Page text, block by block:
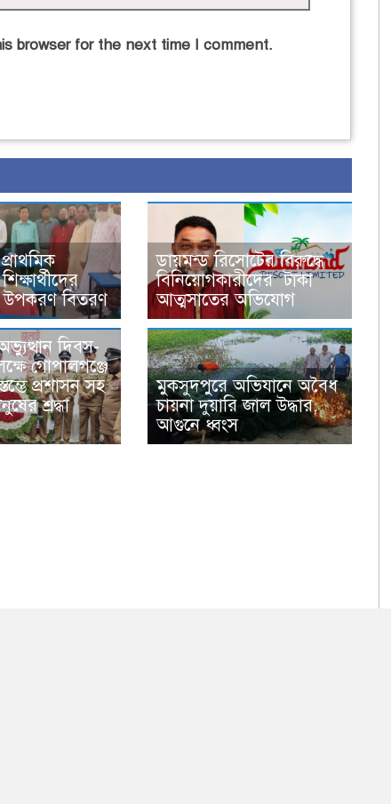
browser for the next time I comment.
উপকরণ বিতরণ
ডায়মন্ড রিসোটের বিরুদ্ধে
বিনিয়োগকারীদের টাকা
আত্মসাতের অভিযোগ
দিবস-
গোপালগঞ্জে
প্রশাসন সহ
শ্রদ্ধা
মুকসুদপুরে অভিযানে অবৈধ
চায়না দুয়ারি জাল উদ্ধার,
আগুনে ধ্বংস